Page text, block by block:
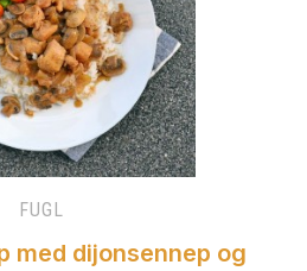
FUGL
med dijonsennep og